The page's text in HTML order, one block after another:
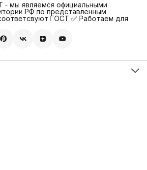
- мы являемся официальными
РФ по представленным
ГОСТ ✅ Работаем для